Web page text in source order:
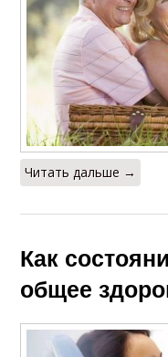
Читать дальше →
Как
общее